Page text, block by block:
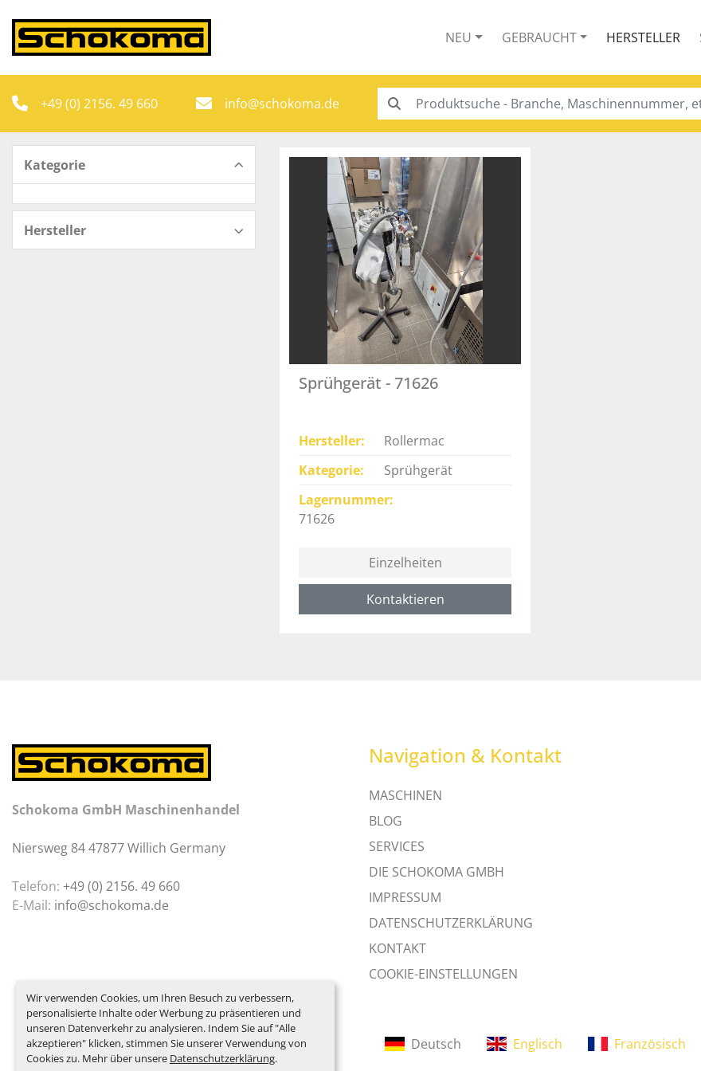
Wir verwenden Cookies, um Ihren Besuch zu verbessern,
personalisierte Inhalte oder Werbung zu präsentieren und
unseren Datenverkehr zu analysieren. Indem Sie auf "Alle
akzeptieren" klicken, stimmen Sie unserer Verwendung von
Cookies zu. Mehr über unsere Datenschutzerklärung.
NEU GEBRAUCHT HERSTELLER
+49 (0) 2156. 49 660 info@schokoma.de
Kategorie
Hersteller
Sprühgerät - 71626
Hersteller
Rollermac
Kategorie
Sprühgerät
Lagernummer
71626
Einzelheiten
Kontaktieren
Schokoma GmbH Maschinenhandel
Niersweg 84 47877 Willich Germany
Telefon: +49 (0) 2156. 49 660
E-Mail: info@schokoma.de
Navigation & Kontakt
MASCHINEN
BLOG
SERVICES
DIE SCHOKOMA GMBH
IMPRESSUM
DATENSCHUTZERKLÄRUNG
KONTAKT
COOKIE-EINSTELLUNGEN
Deutsch Englisch Französisch